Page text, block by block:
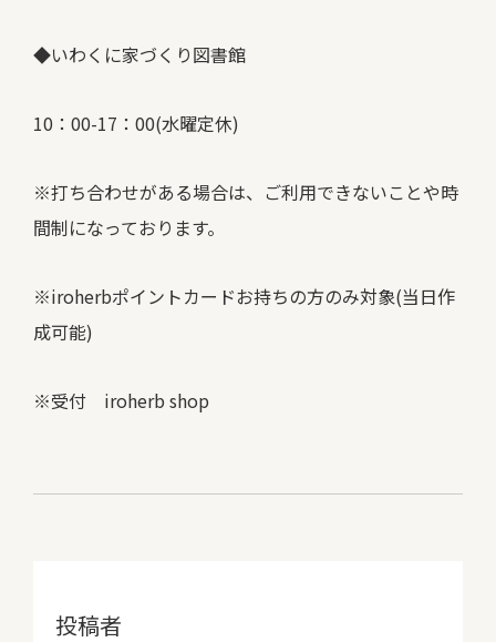
◆いわくに家づくり図書館
10：00-17：00(水曜定休)
※打ち合わせがある場合は、ご利用できないことや時
間制になっております。
※iroherbポイントカードお持ちの方のみ対象(当日作
成可能)
※受付 iroherb shop
投稿者